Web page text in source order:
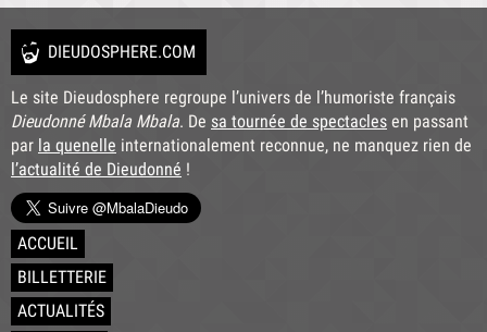
DIEUDOSPHERE.COM
Le site Dieudosphere regroupe l’univers de l’humoriste français
Dieudonné Mbala Mbala. De sa tournée de spectacles en passant
par la quenelle internationalement reconnue, ne manquez rien de
l’actualité de Dieudonné !
ACCUEIL
BILLETTERIE
ACTUALITÉS